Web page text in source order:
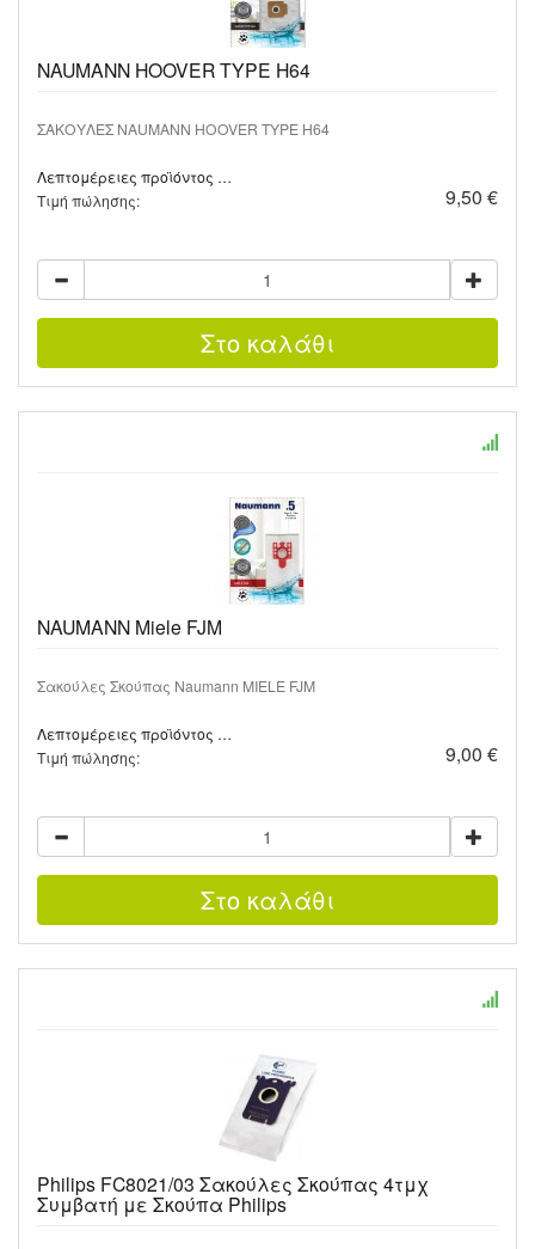
NAUMANN HOOVER TYPE H64
ΣΑΚΟΥΛΕΣ NAUMANN HOOVER TYPE H64
Λεπτομέρειες προϊόντος …
Τιμή πώλησης:
9,50 €
NAUMANN Miele FJM
Σακούλες Σκούπας Naumann MIELE FJM
Λεπτομέρειες προϊόντος …
Τιμή πώλησης:
9,00 €
Philips FC8021/03 Σακούλες Σκούπας 4τμχ
Συμβατή με Σκούπα Philips